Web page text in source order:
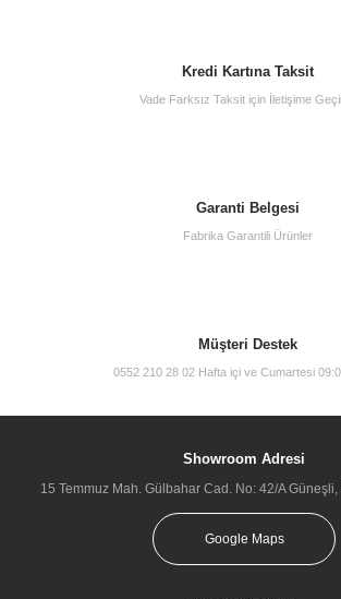
Kredi Kartına Taksit
Vade Farksız Taksit için İletişime
Garanti Belgesi
Fabrika Garantili Ürünler
Müşteri Destek
0552 210 28 02 Hafta içi ve Cumartesi
Showroom Adresi
15 Temmuz Mah. Gülbahar Cad. No: 42/A Güneşli,
Google Maps